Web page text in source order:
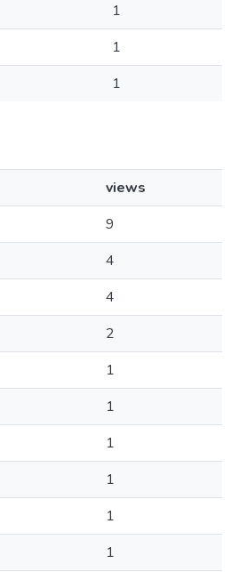
1
1
1
views
9
4
4
2
1
1
1
1
1
1